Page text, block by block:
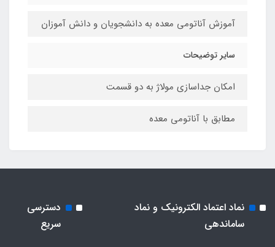
آموزش آناتومی معده به دانشجویان و دانش آموزان
سایر توضیحات
امکان جداسازی مولاژ به دو قسمت
مطابق با آناتومی معده
نماد اعتماد الکترونیک و نماد
ساماندهی
دسترسی
سریع